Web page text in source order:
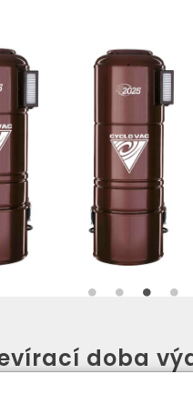
doba